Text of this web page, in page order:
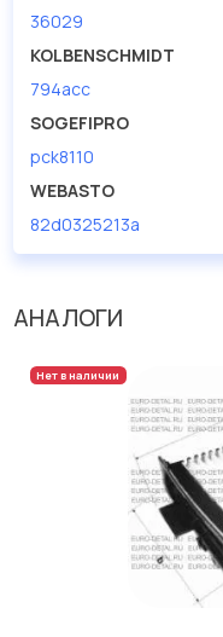
36029
KOLBENSCHMIDT
794acc
SOGEFIPRO
pck8110
WEBASTO
82d0325213a
АНАЛОГИ
Нет в наличии